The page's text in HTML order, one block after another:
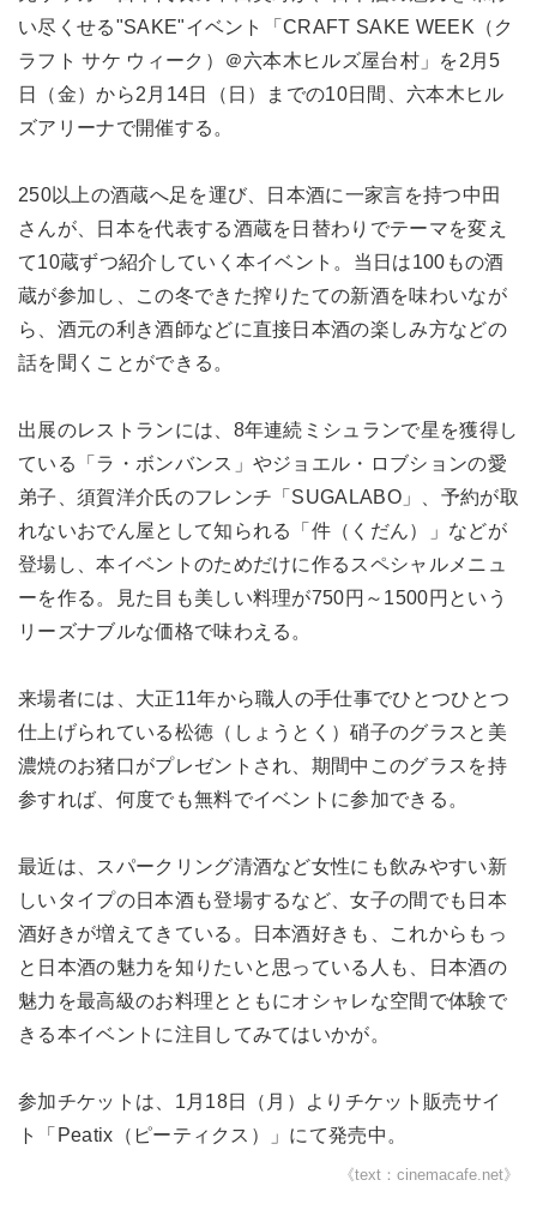
い尽くせる"SAKE"イベント「CRAFT SAKE WEEK（ク
ラフト サケ ウィーク）＠六本木ヒルズ屋台村」を2月5
日（金）から2月14日（日）までの10日間、六本木ヒル
ズアリーナで開催する。
250以上の酒蔵へ足を運び、日本酒に一家言を持つ中田
さんが、日本を代表する酒蔵を日替わりでテーマを変え
て10蔵ずつ紹介していく本イベント。当日は100もの酒
蔵が参加し、この冬できた搾りたての新酒を味わいなが
ら、酒元の利き酒師などに直接日本酒の楽しみ方などの
話を聞くことができる。
出展のレストランには、8年連続ミシュランで星を獲得し
ている「ラ・ボンバンス」やジョエル・ロブションの愛
弟子、須賀洋介氏のフレンチ「SUGALABO」、予約が取
れないおでん屋として知られる「件（くだん）」などが
登場し、本イベントのためだけに作るスペシャルメニュ
ーを作る。見た目も美しい料理が750円～1500円という
リーズナブルな価格で味わえる。
来場者には、大正11年から職人の手仕事でひとつひとつ
仕上げられている松徳（しょうとく）硝子のグラスと美
濃焼のお猪口がプレゼントされ、期間中このグラスを持
参すれば、何度でも無料でイベントに参加できる。
最近は、スパークリング清酒など女性にも飲みやすい新
しいタイプの日本酒も登場するなど、女子の間でも日本
酒好きが増えてきている。日本酒好きも、これからもっ
と日本酒の魅力を知りたいと思っている人も、日本酒の
魅力を最高級のお料理とともにオシャレな空間で体験で
きる本イベントに注目してみてはいかが。
参加チケットは、1月18日（月）よりチケット販売サイ
ト「Peatix（ピーティクス）」にて発売中。
《text：cinemacafe.net》